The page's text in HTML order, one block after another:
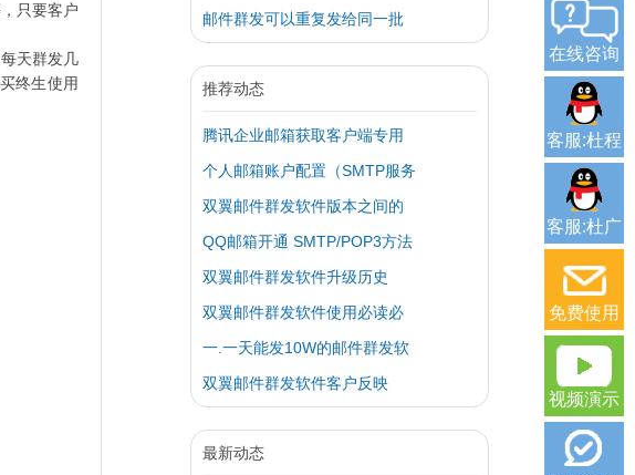
只要客户
天群发几
终生使用
邮件群发可以重复发给同一批
推荐动态
腾讯企业邮箱获取客户端专用
个人邮箱账户配置（SMTP服务
双翼邮件群发软件版本之间的
QQ邮箱开通 SMTP/POP3方法
双翼邮件群发软件升级历史
双翼邮件群发软件使用必读必
一.一天能发10W的邮件群发软
双翼邮件群发软件客户反映
最新动态
在线咨询
客服:杜程
客服:杜广
免费使用
视频演示